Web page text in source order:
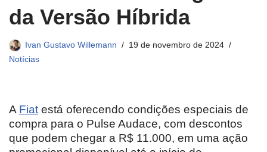
da Versão Híbrida
Ivan Gustavo Willemann
19 de novembro de 2024
Notícias
A Fiat está oferecendo condições especiais de
compra para o Pulse Audace, com descontos
que podem chegar a R$ 11.000, em uma ação